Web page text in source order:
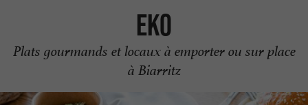
EKO
Plats gourmands et locaux à emporter ou sur place
à Biarritz